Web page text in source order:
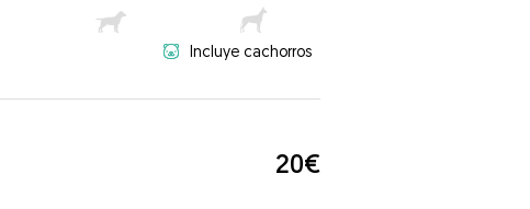
Incluye cachorros
20€